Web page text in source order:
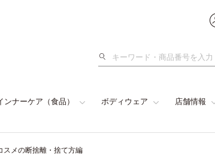
検
ンナーケア（食品） ボディウェア 店舗情報
スメの断捨離・捨て方編